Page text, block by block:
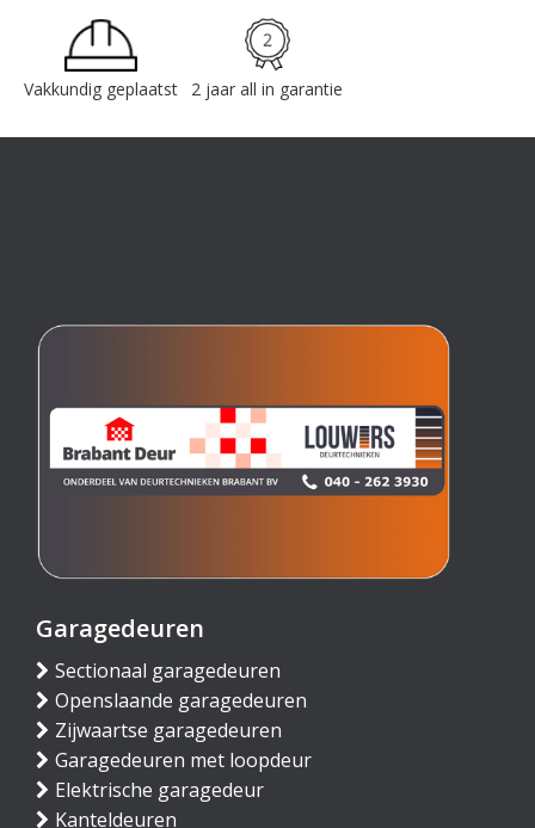
Vakkundig geplaatst 2 jaar all in garantie
Garagedeuren
Sectionaal garagedeuren
Openslaande garagedeuren
Zijwaartse garagedeuren
Garagedeuren met loopdeur
Elektrische garagedeur
Kanteldeuren